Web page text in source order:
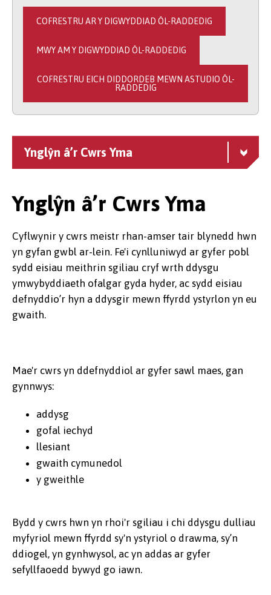
COFRESTRU AR Y DIGWYDDIAD ÔL-RADDEDIG
MWY AM Y DIGWYDDIAD ÔL-RADDEDIG
COFRESTRU EICH DIDDORDEB MEWN ASTUDIO ÔL-
RADDEDIG
Ynglŷn â’r Cwrs Yma
Ynglŷn â’r Cwrs Yma
Cyflwynir y cwrs meistr rhan-amser tair blynedd hwn
yn gyfan gwbl ar-lein. Fe'i cynlluniwyd ar gyfer pobl
sydd eisiau meithrin sgiliau cryf wrth ddysgu
ymwybyddiaeth ofalgar gyda hyder, ac sydd eisiau
defnyddio’r hyn a ddysgir mewn ffyrdd ystyrlon yn eu
gwaith.
Mae'r cwrs yn ddefnyddiol ar gyfer sawl maes, gan
gynnwys:
addysg
gofal iechyd
llesiant
gwaith cymunedol
y gweithle
Bydd y cwrs hwn yn rhoi'r sgiliau i chi ddysgu dulliau
myfyriol mewn ffyrdd sy'n ystyriol o drawma, sy’n
ddiogel, yn gynhwysol, ac yn addas ar gyfer
sefyllfaoedd bywyd go iawn.